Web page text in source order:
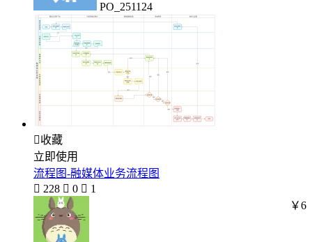
PO_251124
收藏
立即使用
流程图-融媒体业务流程图
 228  0  1
￥6